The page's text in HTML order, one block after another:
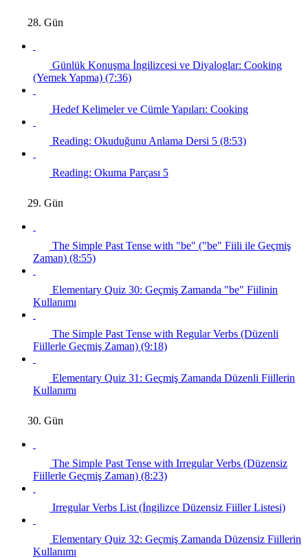
28. Gün
Günlük Konuşma İngilizcesi ve Diyaloglar: Cooking
(Yemek Yapma) (7:36)
Hedef Kelimeler ve Cümle Yapıları: Cooking
Reading: Okuduğunu Anlama Dersi 5 (8:53)
Reading: Okuma Parçası 5
29. Gün
The Simple Past Tense with "be" ("be" Fiili ile Geçmiş
Zaman) (8:55)
Elementary Quiz 30: Geçmiş Zamanda "be" Fiilinin
Kullanımı
The Simple Past Tense with Regular Verbs (Düzenli
Fiillerle Geçmiş Zaman) (9:18)
Elementary Quiz 31: Geçmiş Zamanda Düzenli Fiillerin
Kullanımı
30. Gün
The Simple Past Tense with Irregular Verbs (Düzensiz
Fiillerle Geçmiş Zaman) (8:23)
Irregular Verbs List (İngilizce Düzensiz Fiiller Listesi)
Elementary Quiz 32: Geçmiş Zamanda Düzensiz Fiillerin
Kullanımı